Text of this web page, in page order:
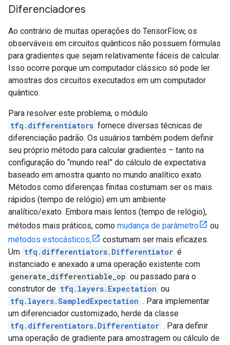
Diferenciadores
Ao contrário de muitas operações do TensorFlow, os
observáveis ​​em circuitos quânticos não possuem fórmulas
para gradientes que sejam relativamente fáceis de calcular.
Isso ocorre porque um computador clássico só pode ler
amostras dos circuitos executados em um computador
quântico.
Para resolver este problema, o módulo
tfq.differentiators fornece diversas técnicas de
diferenciação padrão. Os usuários também podem definir
seu próprio método para calcular gradientes – tanto na
configuração do “mundo real” do cálculo de expectativa
baseado em amostra quanto no mundo analítico exato.
Métodos como diferenças finitas costumam ser os mais
rápidos (tempo de relógio) em um ambiente
analítico/exato. Embora mais lentos (tempo de relógio),
métodos mais práticos, como mudança de parâmetro
ou
métodos estocásticos,
costumam ser mais eficazes.
Um tfq.differentiators.Differentiator é
instanciado e anexado a uma operação existente com
generate_differentiable_op ou passado para o
construtor de tfq.layers.Expectation ou
tfq.layers.SampledExpectation . Para implementar
um diferenciador customizado, herde da classe
tfq.differentiators.Differentiator . Para definir
uma operação de gradiente para amostragem ou cálculo de